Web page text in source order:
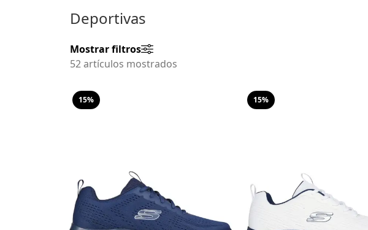
Deportivas
Mostrar filtros
52 artículos mostrados
15% 15%